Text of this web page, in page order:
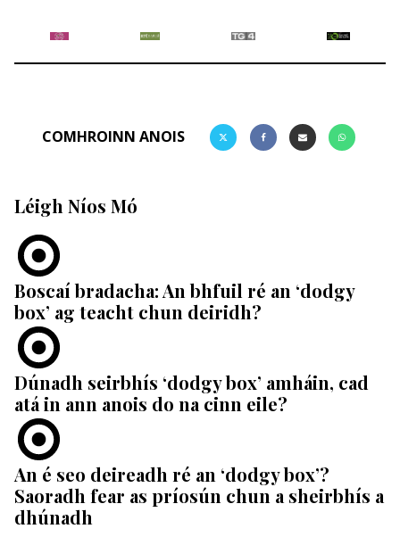
COMHROINN ANOIS
Léigh Níos Mó
Boscaí bradacha: An bhfuil ré an ‘dodgy
box’ ag teacht chun deiridh?
Dúnadh seirbhís ‘dodgy box’ amháin, cad
atá in ann anois do na cinn eile?
An é seo deireadh ré an ‘dodgy box’?
Saoradh fear as príosún chun a sheirbhís a
dhúnadh